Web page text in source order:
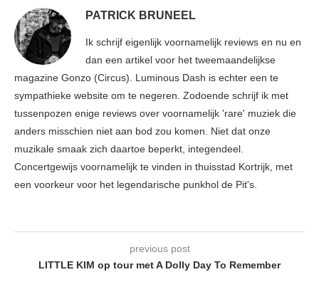
PATRICK BRUNEEL
Ik schrijf eigenlijk voornamelijk reviews en nu en
dan een artikel voor het tweemaandelijkse
magazine Gonzo (Circus). Luminous Dash is echter een te
sympathieke website om te negeren. Zodoende schrijf ik met
tussenpozen enige reviews over voornamelijk 'rare' muziek die
anders misschien niet aan bod zou komen. Niet dat onze
muzikale smaak zich daartoe beperkt, integendeel.
Concertgewijs voornamelijk te vinden in thuisstad Kortrijk, met
een voorkeur voor het legendarische punkhol de Pit's.
previous post
LITTLE KIM op tour met A Dolly Day To Remember